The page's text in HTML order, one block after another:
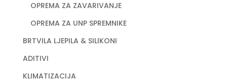
OPREMA ZA ZAVARIVANJE
OPREMA ZA UNP SPREMNIKE
BRTVILA LJEPILA & SILIKONI
ADITIVI
KLIMATIZACIJA